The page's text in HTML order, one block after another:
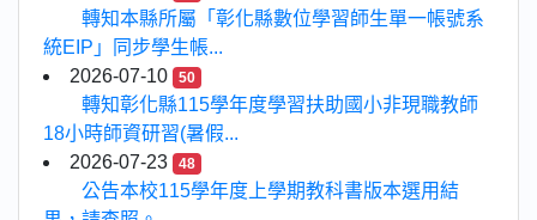
轉知本縣所屬「彰化縣數位學習師生單一帳號系
統EIP」同步學生帳...
2026-07-10
50
轉知彰化縣115學年度學習扶助國小非現職教師
18小時師資研習(暑假...
2026-07-23
48
公告本校115學年度上學期教科書版本選用結